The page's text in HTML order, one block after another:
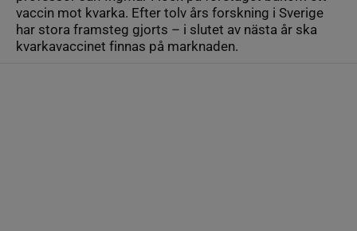
vaccin mot kvarka. Efter tolv års forskning i Sverige
har stora framsteg gjorts – i slutet av nästa år ska
kvarkavaccinet finnas på marknaden.